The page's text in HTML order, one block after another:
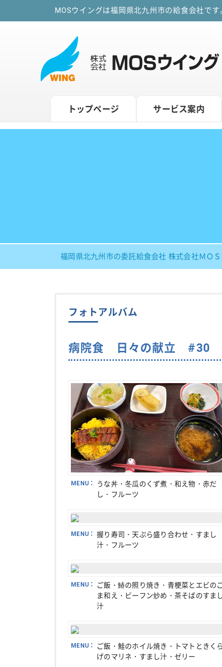
MOSウイングは福岡県北九州市の給食会社で
トップページ サービス案内
福岡県北九州市の委託給食会社 株式会社ＭＯ
フォトアルバム
病院食 日々の献立 #30
MENU：
うな丼・冬瓜のくず煮・和え物・赤だ
し・フルーツ
MENU：
握り寿司・天ぷら盛り合わせ・すまし
汁・フルーツ
MENU：
ご飯・鰆の照り焼き・青梗菜とエビの
ま和え・ビーフン炒め・茶そばのすま
汁
MENU：
ご飯・鮭のホイル焼き・トマトときく
げのマリネ・すまし汁・ゼリー